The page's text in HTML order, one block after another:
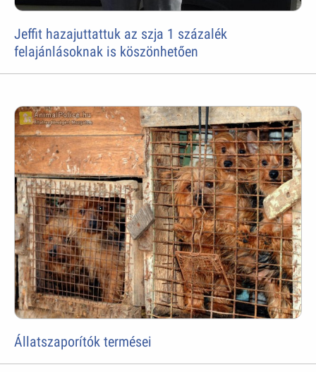
Jeffit hazajuttattuk az szja 1 százalék
felajánlásoknak is köszönhetően
Állatszaporítók termései